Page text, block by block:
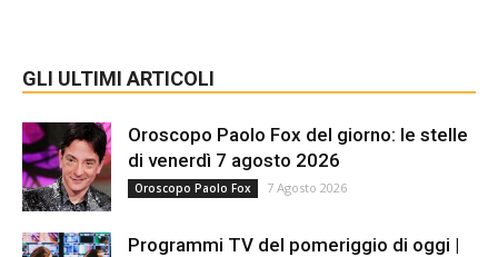
GLI ULTIMI ARTICOLI
Oroscopo Paolo Fox del giorno: le stelle
di venerdì 7 agosto 2026
Oroscopo Paolo Fox 7 Agosto 2026
Programmi TV del pomeriggio di oggi |